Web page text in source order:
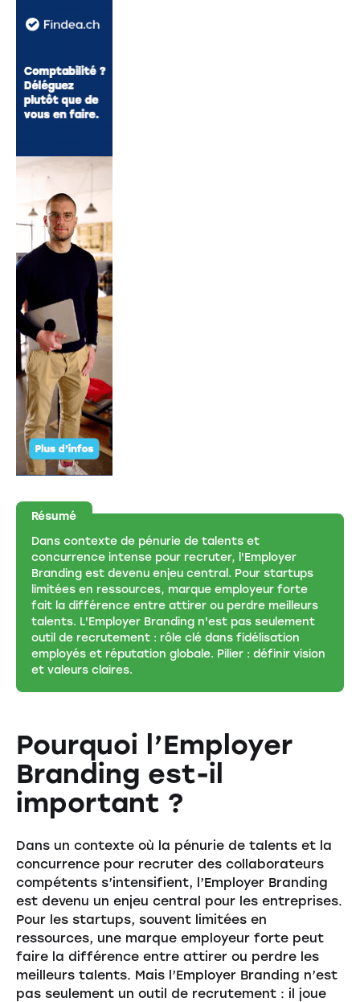
Résumé
Dans contexte de pénurie de talents et
concurrence intense pour recruter, l'Employer
Branding est devenu enjeu central. Pour startups
limitées en ressources, marque employeur forte
fait la différence entre attirer ou perdre meilleurs
talents. L'Employer Branding n'est pas seulement
outil de recrutement : rôle clé dans fidélisation
employés et réputation globale. Pilier : définir vision
et valeurs claires.
Pourquoi l’Employer
Branding est-il
important ?
Dans un contexte où la pénurie de talents et la
concurrence pour recruter des collaborateurs
compétents s’intensifient, l’Employer Branding
est devenu un enjeu central pour les entreprises.
Pour les startups, souvent limitées en
ressources, une marque employeur forte peut
faire la différence entre attirer ou perdre les
meilleurs talents. Mais l’Employer Branding n’est
pas seulement un outil de recrutement : il joue